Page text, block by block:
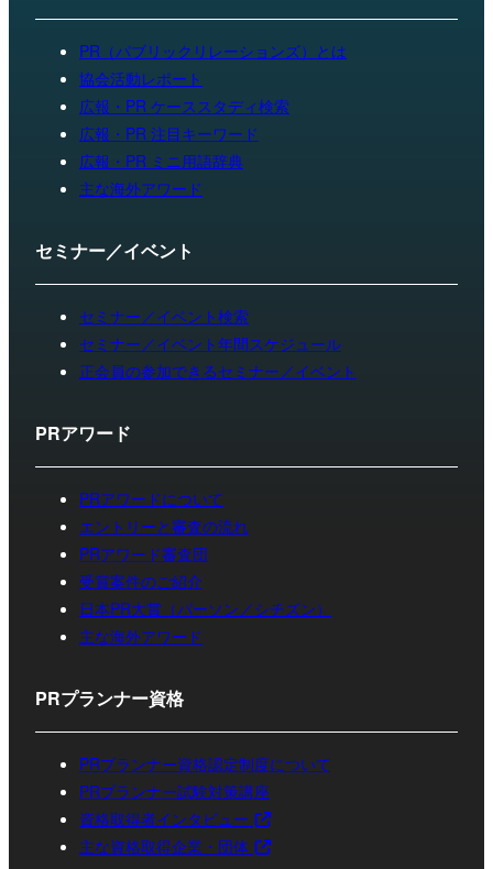
PR（パブリックリレーションズ）とは
協会活動レポート
広報・PR ケーススタディ検索
広報・PR 注目キーワード
広報・PR ミニ用語辞典
主な海外アワード
セミナー／イベント
セミナー／イベント検索
セミナー／イベント年間スケジュール
正会員の参加できるセミナー／イベント
PRアワード
PRアワードについて
エントリーと審査の流れ
PRアワード審査団
受賞案件のご紹介
日本PR大賞（パーソン／シチズン）
主な海外アワード
PRプランナー資格
PRプランナー資格認定制度について
PRプランナー試験対策講座
資格取得者インタビュー
主な資格取得企業・団体